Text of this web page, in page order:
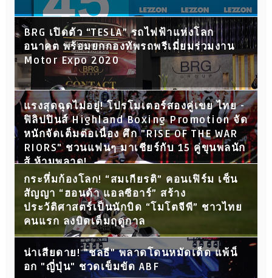
BRG เปิดตัว “TESLA” รถไฟฟ้าแห่งโลก
อนาคต พร้อมยกกองทัพรถพรีเมี่ยมร่วมงาน
Motor Expo 2020
แรงสุดฉุดไม่อยู่! โปรโมเตอร์สองคู่เขย ไทย -
ฟิลิปปินส์ Highland Boxing Promotion จัด
หนักจัดเต็มต่อเนื่อง ศึก "RISE OF THE WAR
RIORS" ชวนแฟนๆ มาเชียร์กับ 15 คู่ขุนพลนัก
สู้ ห้ามพลาด!
กระหึ่มก้องโลก! “สมเกียรติ” คอนเฟิร์ม เซ็น
สัญญา “ฮอนด้า แอลซีอาร์” สร้าง
ประวัติศาสตร์เป็นนักบิด “โมโตจีพี” ชาวไทย
คนแรก ลงบิดเต็มฤดูกาล
น่าเสียดาย! "ชลธี" พลาดโดนหมัดเด็ด แพ้น็
อก "ญี่ปุ่น" ชวดเข็มขัด ABF